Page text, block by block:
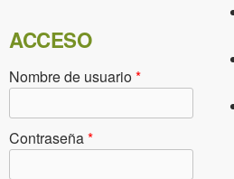
ACCESO
Nombre de usuario*
Contraseña*